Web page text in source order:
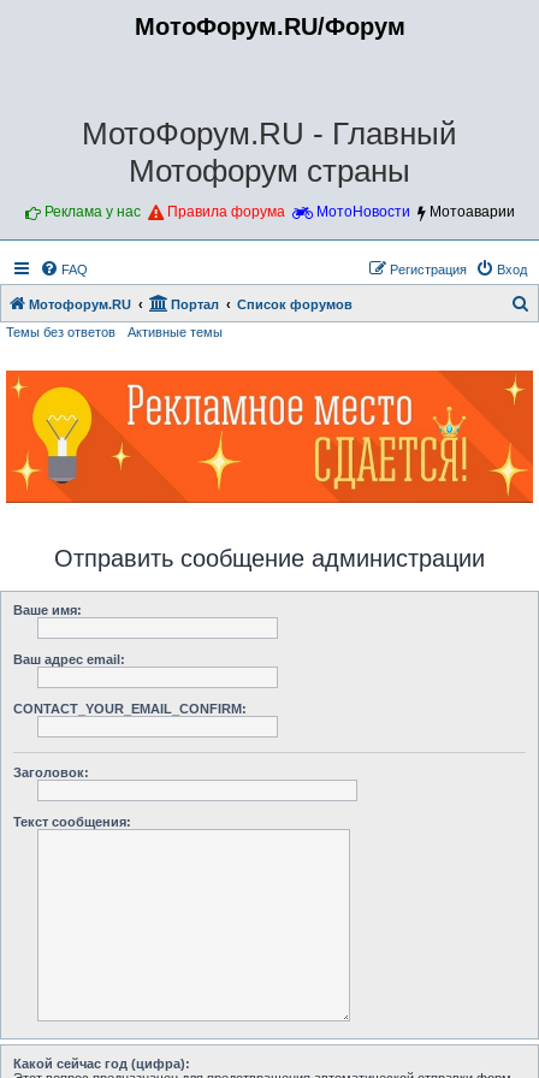
МотоФорум.RU/Форум
МотоФорум.RU - Главный
Мотофорум страны
Реклама у нас Правила форума МотоНовости Мотоаварии
FAQ Вход
Регистрация
Мотофорум.RU Портал Список форумов
Темы без ответов Активные темы
Отправить сообщение администрации
Ваше имя:
Ваш адрес email:
CONTACT_YOUR_EMAIL_CONFIRM:
Заголовок:
Текст сообщения:
Какой сейчас год (цифра):